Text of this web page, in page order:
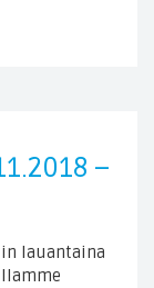
–
lauantaina